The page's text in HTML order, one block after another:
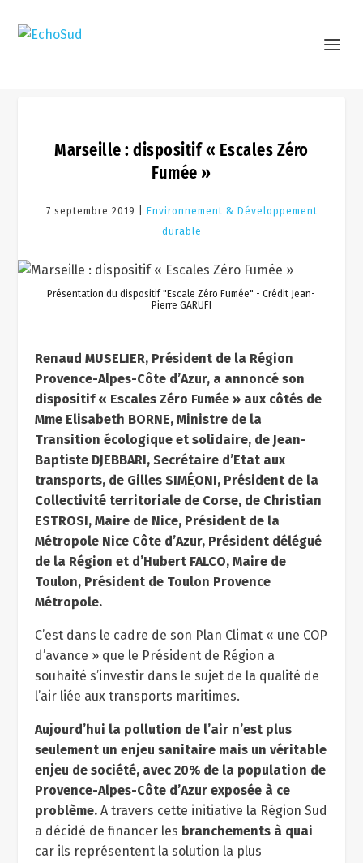
Marseille : dispositif « Escales Zéro
Fumée »
7 septembre 2019 |
Environnement & Développement
durable
Présentation du dispositif "Escale Zéro Fumée" - Crédit Jean-
Pierre GARUFI
Renaud MUSELIER, Président de la Région
Provence-Alpes-Côte d’Azur, a annoncé son
dispositif « Escales Zéro Fumée » aux côtés de
Mme Elisabeth BORNE, Ministre de la
Transition écologique et solidaire, de Jean-
Baptiste DJEBBARI, Secrétaire d’Etat aux
transports, de Gilles SIMÉ֤ONI, Président de la
Collectivité territoriale de Corse, de Christian
ESTROSI, Maire de Nice, Président de la
Métropole Nice Côte d’Azur, Président délégué
de la Région et d’Hubert FALCO, Maire de
Toulon, Président de Toulon Provence
Métropole.
C’est dans le cadre de son Plan Climat « une COP
d’avance » que le Président de Région a
souhaité s’investir dans le sujet de la qualité de
l’air liée aux transports maritimes.
Aujourd’hui la pollution de l’air n’est plus
seulement un enjeu sanitaire mais un véritable
enjeu de société, avec 20% de la population de
Provence-Alpes-Côte d’Azur exposée à ce
problème.A travers cette initiative la Région Sud
a décidé de financer les branchements à quai
car ils représentent la solution la plus